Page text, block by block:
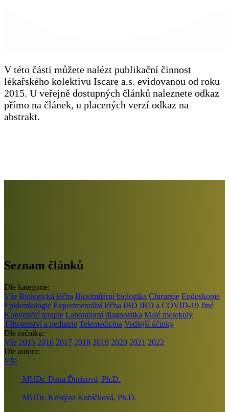
V této části můžete nalézt publikační činnost
lékařského kolektivu Iscare a.s. evidovanou od roku
2015. U veřejně dostupných článků naleznete odkaz
přímo na článek, u placených verzí odkaz na
abstrakt.
Seznam článků
Dle kategorie:
Vše Biologická léčba Biosimilární biologika Chirurgie Endoskopie
Epidemiologie Experimentální léčba IBD IBD a COVID-19 Jiné
Konvenční terapie Laboratorní diagnostika Malé molekuly
Těhotenství a pediatrie Telemedicína Vedlejší účinky
Dle ročníku:
Vše 2015 2016 2017 2018 2019 2020 2021 2022
Dle autora:
Vše
MUDr. Dana Ďuricová, Ph.D.
MUDr. Kristýna Kubíčková, Ph.D.